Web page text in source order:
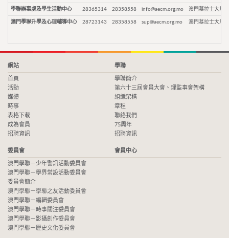
學聯辦事處及學生活動中心 28365314 28358558 info@aecm.org.mo 澳門慕拉士大馬
澳門學聯升學及心理輔導中心 28723143 28358558 sup@aecm.org.mo 澳門慕拉士大馬
網站
首頁
活動
媒體
時事
表格下載
成為會員
招聘資訊
學聯
學聯簡介
第六十三屆會員大會、理監事會架構
組織架構
章程
聯絡我們
75周年
招聘資訊
委員會
澳門學聯－少年警訊活動委員會
澳門學聯－學界常設活動委員會
委員會簡介
澳門學聯－學聯之友活動委員會
澳門學聯－編輯委員會
澳門學聯－時事關注委員會
澳門學聯－影攝創作委員會
澳門學聯－歷史文化委員會
會員中心